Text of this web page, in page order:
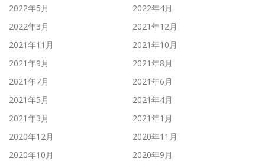
2022年5月
2022年4月
2022年3月
2021年12月
2021年11月
2021年10月
2021年9月
2021年8月
2021年7月
2021年6月
2021年5月
2021年4月
2021年3月
2021年1月
2020年12月
2020年11月
2020年10月
2020年9月